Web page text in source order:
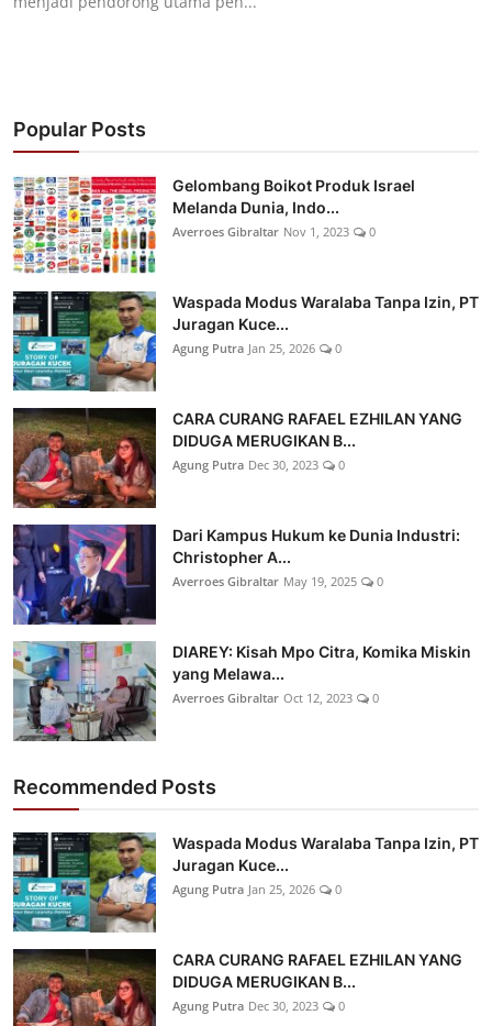
Popular Posts
Gelombang Boikot Produk Israel
Melanda Dunia, Indo...
Averroes Gibraltar Nov 1, 2023 0
Waspada Modus Waralaba Tanpa Izin, PT
Juragan Kuce...
Agung Putra Jan 25, 2026 0
CARA CURANG RAFAEL EZHILAN YANG
DIDUGA MERUGIKAN B...
Agung Putra Dec 30, 2023 0
Dari Kampus Hukum ke Dunia Industri:
Christopher A...
Averroes Gibraltar May 19, 2025 0
DIAREY: Kisah Mpo Citra, Komika Miskin
yang Melawa...
Averroes Gibraltar Oct 12, 2023 0
Recommended Posts
Waspada Modus Waralaba Tanpa Izin, PT
Juragan Kuce...
Agung Putra Jan 25, 2026 0
CARA CURANG RAFAEL EZHILAN YANG
DIDUGA MERUGIKAN B...
Agung Putra Dec 30, 2023 0